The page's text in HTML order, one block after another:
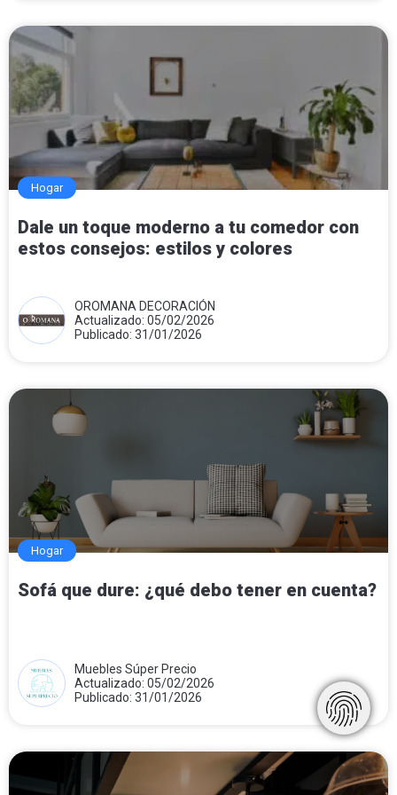
Hogar
Dale un toque moderno a tu comedor con
estos consejos: estilos y colores
OROMANA DECORACIÓN
Actualizado: 05/02/2026
Publicado: 31/01/2026
Hogar
Sofá que dure: ¿qué debo tener en cuenta?
Muebles Súper Precio
Actualizado: 05/02/2026
Publicado: 31/01/2026